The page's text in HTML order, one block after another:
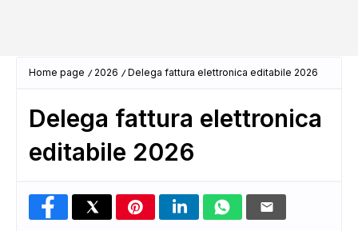
Home page 2026 Delega fattura elettronica editabile 2026
Delega fattura elettronica
editabile 2026